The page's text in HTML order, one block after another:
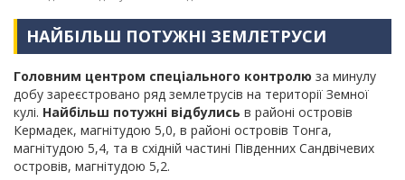
НАЙБІЛЬШ ПОТУЖНІ ЗЕМЛЕТРУСИ
Головним центром спеціального контролю за минулу
добу зареєстровано ряд землетрусів на території Земної
кулі. Найбільш потужні відбулись в районі островів
Кермадек, магнітудою 5,0, в районі островів Тонга,
магнітудою 5,4, та в східній частині Південних Сандвічевих
островів, магнітудою 5,2.